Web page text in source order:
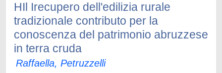
HIl Irecupero dell'edilizia rurale
tradizionale contributo per la
conoscenza del patrimonio abruzzese
in terra cruda
Raffaella, Petruzzelli